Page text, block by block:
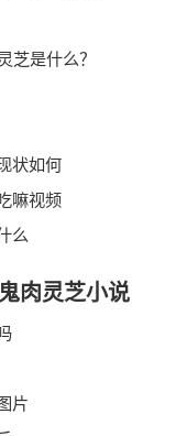
芝是什么？
状如何
嘛视频
么
肉灵芝小说
片